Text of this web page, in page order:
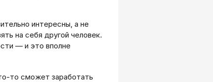
интересны, а не
на себя другой человек.
— и это вполне
то сможет заработать